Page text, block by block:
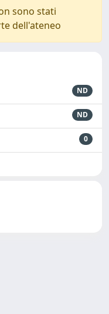
sono stati
dell'ateneo
ND
ND
0